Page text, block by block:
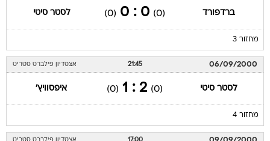
ברדפורד (0)
0 : 0
(0) לסטר סיטי
מחזור 3
06/09/2000
21:45 אצטדיון פילברט סטריט
לסטר סיטי (0)
2 : 1
(0) איפסוויץ'
מחזור 4